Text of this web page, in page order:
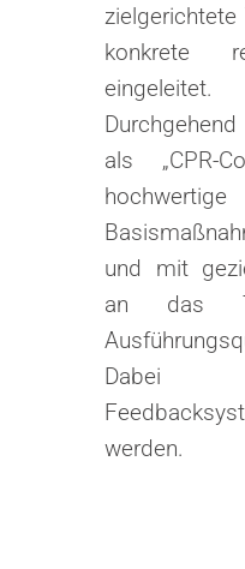
konkrete
eingeleitet.
als „CPR-
und mit
an das
Dabei
werden.